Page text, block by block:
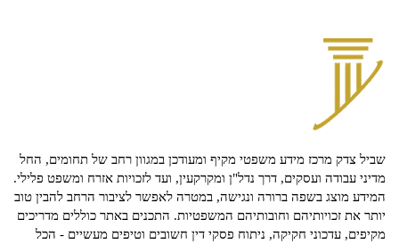
שביל צדק מרכז מידע משפטי מקיף ומעודכן במגוון רחב של תחומים, החל
מדיני עבודה ועסקים, דרך נדל"ן ומקרקעין, ועד לזכויות אזרח ומשפט פלילי.
המידע מוצג בשפה ברורה ונגישה, במטרה לאפשר לציבור הרחב להבין טוב
יותר את זכויותיהם וחובותיהם המשפטיות. התכנים באתר כוללים מדריכים
מקיפים, עדכוני חקיקה, ניתוח פסקי דין חשובים וטיפים מעשיים - הכל